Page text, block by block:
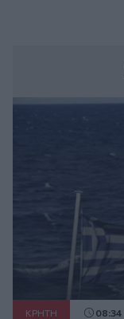
ΚΡΗΤΗ 08:34